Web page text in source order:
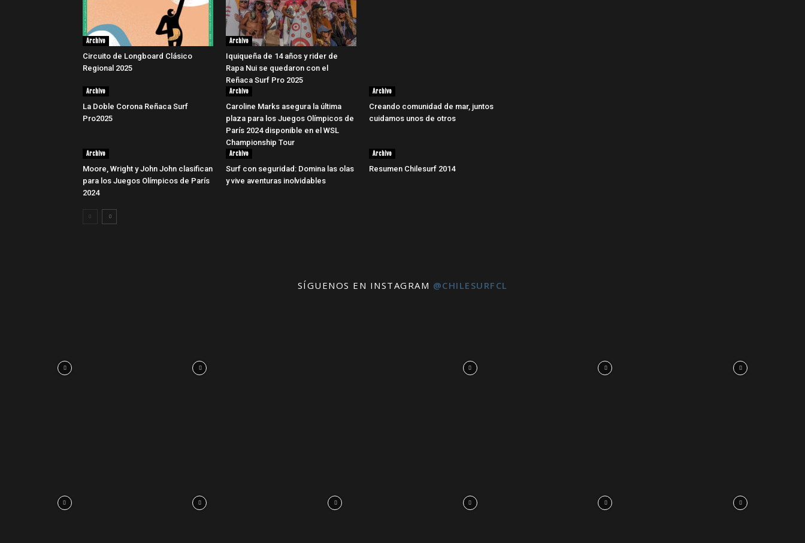
Archivo
Circuito de Longboard Clásico
Regional 2025
Archivo
Iquiqueña de 14 años y rider de
Rapa Nui se quedaron con el
Reñaca Surf Pro 2025
Archivo
La Doble Corona Reñaca Surf
Pro2025
Archivo
Caroline Marks asegura la última
plaza para los Juegos Olímpicos de
París 2024 disponible en el WSL
Championship Tour
Archivo
Creando comunidad de mar, juntos
cuidamos unos de otros
Archivo
Moore, Wright y John John clasifican
para los Juegos Olímpicos de París
2024
Archivo
Surf con seguridad: Domina las olas
y vive aventuras inolvidables
Archivo
Resumen Chilesurf 2014
SÍGUENOS EN INSTAGRAM @CHILESURFCL